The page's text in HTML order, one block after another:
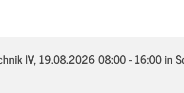
IV, 19.08.2026 08:00 - 16:00in